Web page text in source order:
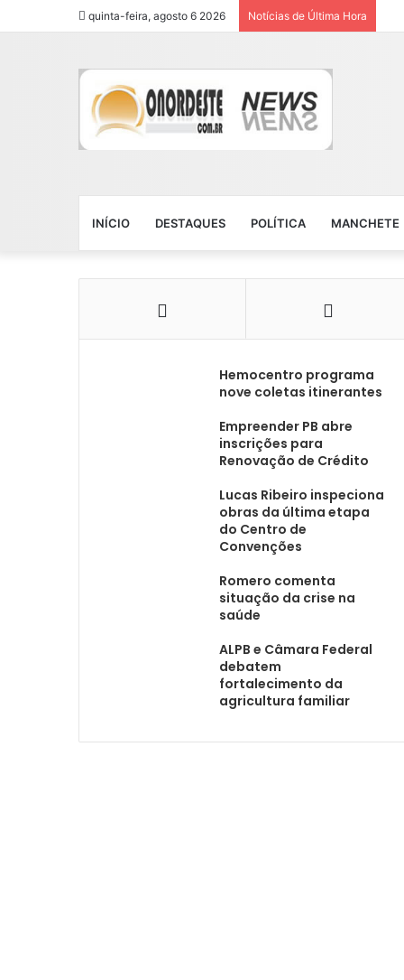
quinta-feira, agosto 6 2026 Notícias de Última Hora
INÍCIO DESTAQUES POLÍTICA MANCHETE
Hemocentro programa
nove coletas itinerantes
Empreender PB abre
inscrições para
Renovação de Crédito
Lucas Ribeiro inspeciona
obras da última etapa
do Centro de
Convenções
Romero comenta
situação da crise na
saúde
ALPB e Câmara Federal
debatem
fortalecimento da
agricultura familiar